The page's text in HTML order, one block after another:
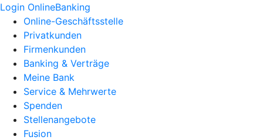
Login OnlineBanking
Online-Geschäftsstelle
Privatkunden
Firmenkunden
Banking & Verträge
Meine Bank
Service & Mehrwerte
Spenden
Stellenangebote
Fusion